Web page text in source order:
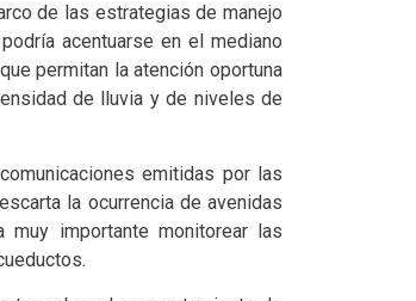
de las estrategias de manejo
acentuarse en el mediano
permitan la atención oportuna
de lluvia y de niveles de
emitidas por las
la ocurrencia de avenidas
importante monitorear las